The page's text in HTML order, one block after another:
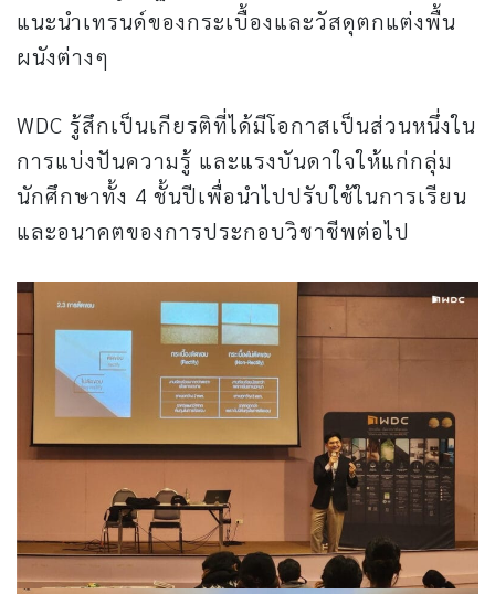
แนะนำเทรนด์ของกระเบื้องและวัสดุตกแต่งพื้น
ผนังต่างๆ
WDC รู้สึกเป็นเกียรติที่ได้มีโอกาสเป็นส่วนหนึ่งใน
การแบ่งปันความรู้ และแรงบันดาใจให้แก่กลุ่ม
นักศึกษาทั้ง 4 ชั้นปีเพื่อนำไปปรับใช้ในการเรียน
และอนาคตของการประกอบวิชาชีพต่อไป